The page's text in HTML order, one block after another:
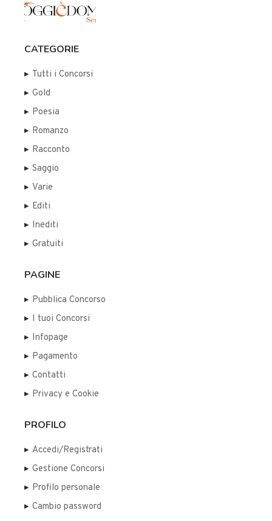
CATEGORIE
Tutti i Concorsi
Gold
Poesia
Romanzo
Racconto
Saggio
Varie
Editi
Inediti
Gratuiti
PAGINE
Pubblica Concorso
I tuoi Concorsi
Infopage
Pagamento
Contatti
Privacy e Cookie
PROFILO
Accedi/Registrati
Gestione Concorsi
Profilo personale
Cambio password